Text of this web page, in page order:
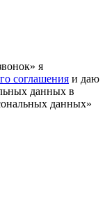
я
соглашения и даю
данных в
данных»